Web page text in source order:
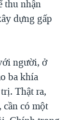
thu nhận
dựng gấp
người, ở
ba khía
Thật ra,
có một